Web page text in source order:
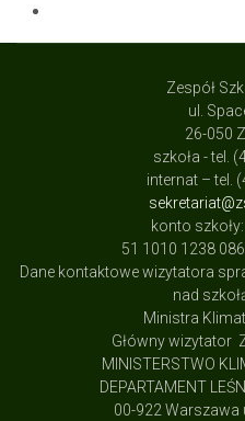
Zespół
ul.
26-050
szkoła - tel.
internat – tel.
konto
51 1010 1238
Dane kontaktowe wizytatora
nad
Ministra
Główny wizytator
MINISTERSTWO
DEPARTAMENT
00-922 Warszawa